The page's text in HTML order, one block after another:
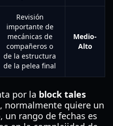
Revisión
importante de
mecánicas de
compañeros o
de la estructura
de la pelea final
Medio-
Alto
por la block tales
, normalmente quiere un
un rango de fechas es